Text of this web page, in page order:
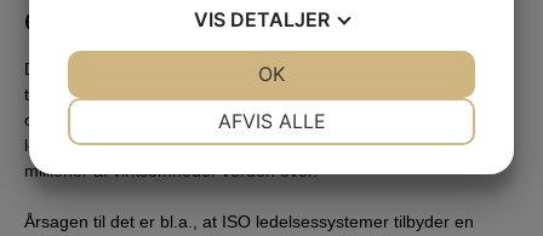
ensartet og systematisk styring
Der findes mange forskellige ledelsessystemer, som er designet
til at hjælpe virksomheder med at styre forskellige aspekter af
organisationen effektivt. Nogle af de mest populære
ledelsessystemer er ISO ledelsessystemer, som anvendes af
millioner af virksomheder verden over.
Årsagen til det er bl.a., at ISO ledelsessystemer tilbyder en
VIS DETALJER
AFVIS ALLE
OK